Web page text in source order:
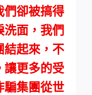
們卻被搞得
洗面，我們
結起來，不
讓更多的受
騙集團從世